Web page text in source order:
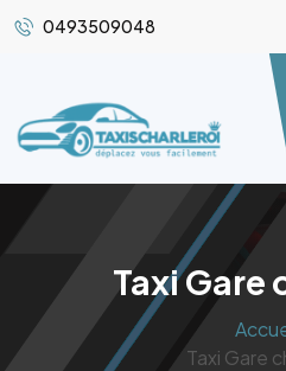
0493509048
Taxi Gare
Taxi Gare